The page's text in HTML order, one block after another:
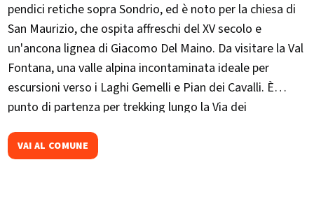
pendici retiche sopra Sondrio, ed è noto per la chiesa di
San Maurizio, che ospita affreschi del XV secolo e
un'ancona lignea di Giacomo Del Maino. Da visitare la Val
Fontana, una valle alpina incontaminata ideale per
escursioni verso i Laghi Gemelli e Pian dei Cavalli. È
punto di partenza per trekking lungo la Via dei
"Ponte in Fiore", rassegna culturale con mostre, concerti
VAI AL COMUNE